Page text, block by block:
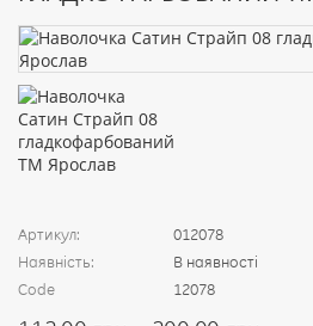
Артикул:
012078
Наявність:
В наявності
Code
12078